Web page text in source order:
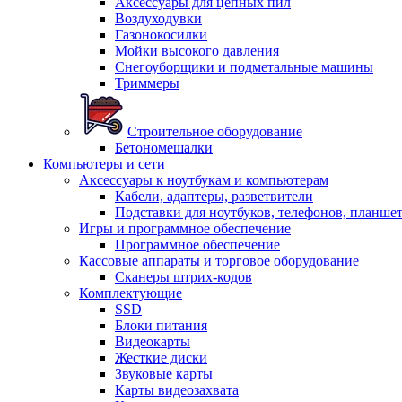
Воздуходувки
Газонокосилки
Мойки высокого давления
Снегоуборщики и подметальные машины
Триммеры
Строительное оборудование
Бетономешалки
Компьютеры и сети
Аксессуары к ноутбукам и компьютерам
Кабели, адаптеры, разветвители
Подставки для ноутбуков, телефонов,
Игры и программное обеспечение
Программное обеспечение
Кассовые аппараты и торговое оборудование
Сканеры штрих-кодов
Комплектующие
SSD
Блоки питания
Видеокарты
Жесткие диски
Звуковые карты
Карты видеозахвата